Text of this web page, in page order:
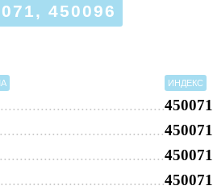
450096
ИНДЕКС
450071
450071
450071
450071